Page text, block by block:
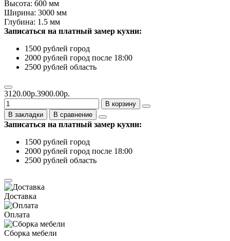
Высота: 600 мм
Ширина: 3000 мм
Глубина: 1.5 мм
Записаться на платный замер кухни:
1500 рублей город
2000 рублей город после 18:00
2500 рублей область
3120.00р.3900.00р.
В корзину
В закладки
В сравнение
Записаться на платный замер кухни:
1500 рублей город
2000 рублей город после 18:00
2500 рублей область
Доставка
Оплата
Сборка мебели